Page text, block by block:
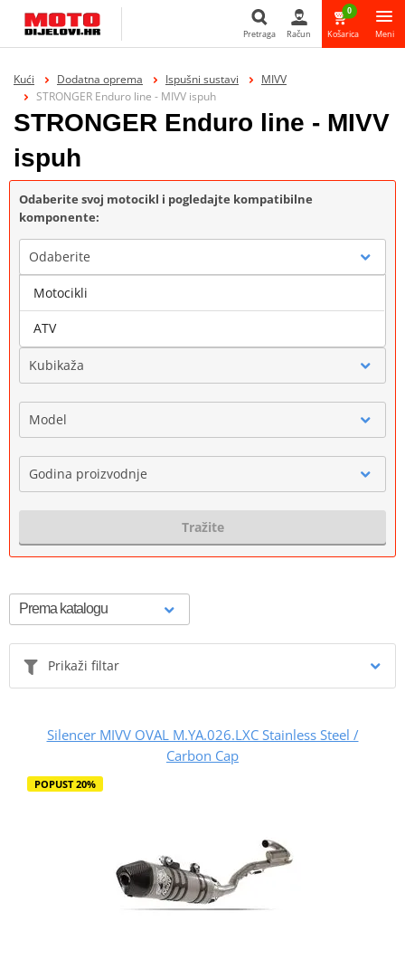
Pretraga Račun
0
Košarica Meni
Kući Dodatna oprema Ispušni sustavi
MIVV
STRONGER Enduro line - MIVV ispuh
STRONGER Enduro line - MIVV
ispuh
Odaberite svoj motocikl i pogledajte kompatibilne
komponente:
Odaberite
Marka
Kubikaža
Model
Godina proizvodnje
Tražite
Prikaži filtar
Silencer MIVV OVAL M.YA.026.LXC Stainless Steel /
Carbon Cap
POPUST 20%
Motocikli
ATV